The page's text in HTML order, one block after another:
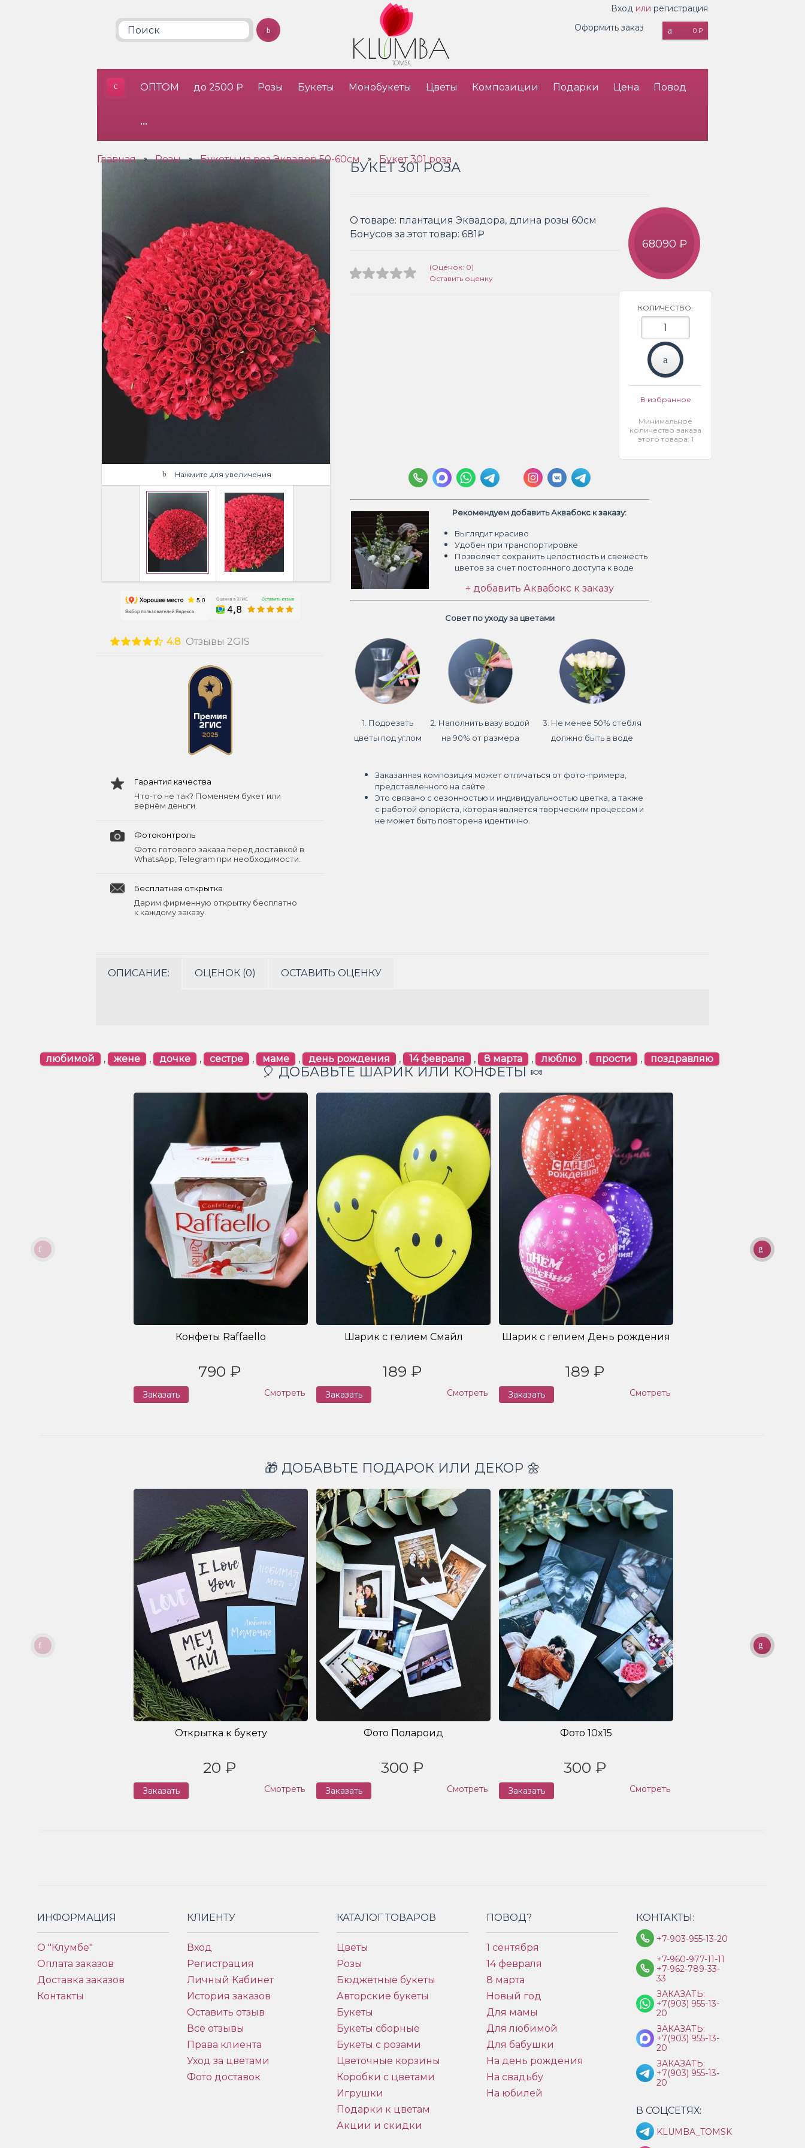
Вход или регистрация
0 ₽
Оформить заказ
ОПТОМ до 2500 ₽ Розы Букеты Монобукеты Цветы Композиции Подарки Цена Повод
•••
Главная » Розы » Букеты из роз Эквадор 50-60см » Букет 301 роза
Нажмите для увеличения
4.8 Отзывы 2GIS
Гарантия качества
Что-то не так? Поменяем букет или
вернём деньги.
Фотоконтроль
Фото готового заказа перед доставкой в
WhatsApp, Telegram при необходимости.
Бесплатная открытка
Дарим фирменную открытку бесплатно
к каждому заказу.
БУКЕТ 301 РОЗА
О товаре: плантация Эквадора, длина розы 60см
Бонусов за этот товар: 681₽
(Оценок: 0)
Оставить оценку
68090 ₽
КОЛИЧЕСТВО:
В избранное
Минимальное
количество заказа
этого товара: 1
Рекомендуем добавить Аквабокс к заказу:
Выглядит красиво
Удобен при транспортировке
Позволяет сохранить целостность и свежесть
цветов за счет постоянного доступа к воде
+ добавить Аквабокс к заказу
Совет по уходу за цветами
1. Подрезать
цветы под углом
2. Наполнить вазу водой
на 90% от размера
3. Не менее 50% стебля
должно быть в воде
Заказанная композиция может отличаться от фото-примера,
представленного на сайте.
Это связано с сезонностью и индивидуальностью цветка, а также
с работой флориста, которая является творческим процессом и
не может быть повторена идентично.
ОПИСАНИЕ: ОЦЕНОК (0) ОСТАВИТЬ ОЦЕНКУ
любимой , жене , дочке , сестре , маме , день рождения , 14 февраля , 8 марта , люблю , прости , поздравляю
🎈 ДОБАВЬТЕ ШАРИК ИЛИ КОНФЕТЫ 🍬
Конфеты Raffaello
790 ₽
Заказать Смотреть
Шарик с гелием Смайл
189 ₽
Заказать Смотреть
Шарик с гелием День рождения
189 ₽
Заказать Смотреть
🎁 ДОБАВЬТЕ ПОДАРОК ИЛИ ДЕКОР 🌼
Открытка к букету
20 ₽
Заказать Смотреть
Фото Полароид
300 ₽
Заказать Смотреть
Фото 10x15
300 ₽
Заказать Смотреть
ИНФОРМАЦИЯ
О "Клумбе"
Оплата заказов
Доставка заказов
Контакты
КЛИЕНТУ
Вход
Регистрация
Личный Кабинет
История заказов
Оставить отзыв
Все отзывы
Права клиента
Уход за цветами
Фото доставок
КАТАЛОГ ТОВАРОВ
Цветы
Розы
Бюджетные букеты
Авторские букеты
Букеты
Букеты сборные
Букеты с розами
Цветочные корзины
Коробки с цветами
Игрушки
Подарки к цветам
Акции и скидки
ПОВОД?
1 сентября
14 февраля
8 марта
Новый год
Для мамы
Для любимой
Для бабушки
На день рождения
На свадьбу
На юбилей
КОНТАКТЫ:
+7-903-955-13-20
+7-960-977-11-11
+7-962-789-33-
33
ЗАКАЗАТЬ:
+7(903) 955-13-
20
ЗАКАЗАТЬ:
+7(903) 955-13-
20
ЗАКАЗАТЬ:
+7(903) 955-13-
20
В СОЦСЕТЯХ:
KLUMBA_TOMSK